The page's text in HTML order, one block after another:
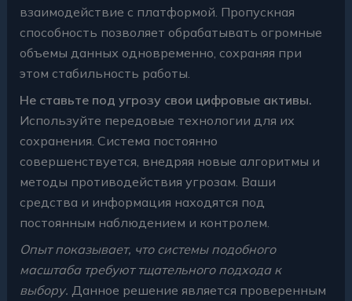
взаимодействие с платформой. Пропускная
способность позволяет обрабатывать огромные
объемы данных одновременно, сохраняя при
этом стабильность работы.
Не ставьте под угрозу свои цифровые активы.
Используйте передовые технологии для их
сохранения. Система постоянно
совершенствуется, внедряя новые алгоритмы и
методы противодействия угрозам. Ваши
средства и информация находятся под
постоянным наблюдением и контролем.
Опыт показывает, что системы подобного
масштаба требуют тщательного подхода к
выбору. Данное решение является проверенным